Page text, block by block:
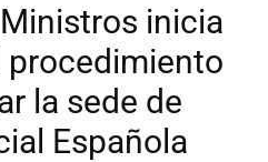
inicia
procedimiento
la sede de
Española